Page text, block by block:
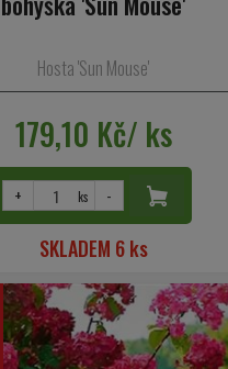
Hosta 'Sun Mouse'
179,10 Kč/ ks
+ ks -
SKLADEM 6 ks